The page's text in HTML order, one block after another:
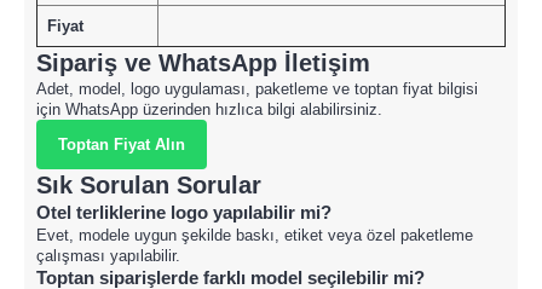
Fiyat
Sipariş ve WhatsApp İletişim
Adet, model, logo uygulaması, paketleme ve toptan fiyat bilgisi
için WhatsApp üzerinden hızlıca bilgi alabilirsiniz.
Toptan Fiyat Alın
Sık Sorulan Sorular
Otel terliklerine logo yapılabilir mi?
Evet, modele uygun şekilde baskı, etiket veya özel paketleme
çalışması yapılabilir.
Toptan siparişlerde farklı model seçilebilir mi?